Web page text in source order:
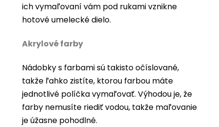
ich vymaľovaní vám pod rukami vznikne
hotové umelecké dielo.
Akrylové farby
Nádobky s farbami sú takisto očíslované,
takže ľahko zistíte, ktorou farbou máte
jednotlivé políčka vymaľovať. Výhodou je, že
farby nemusíte riediť vodou, takže maľovanie
je úžasne pohodlné.